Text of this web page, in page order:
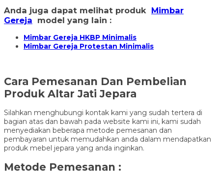
Anda juga dapat melihat produk Mimbar
Gereja model yang lain :
Mimbar Gereja HKBP Minimalis
Mimbar Gereja Protestan Minimalis
Cara Pemesanan Dan Pembelian
Produk Altar Jati Jepara
Silahkan menghubungi kontak kami yang sudah tertera di
bagian atas dan bawah pada website kami ini, kami sudah
menyediakan beberapa metode pemesanan dan
pembayaran untuk memudahkan anda dalam mendapatkan
produk mebel jepara yang anda inginkan.
Metode Pemesanan :